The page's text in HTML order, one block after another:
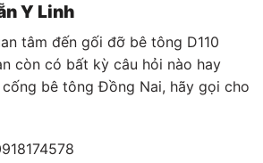
Y Linh
tâm đến gối đỡ bê tông D110
còn có bất kỳ câu hỏi nào hay
bê tông Đồng Nai, hãy gọi cho